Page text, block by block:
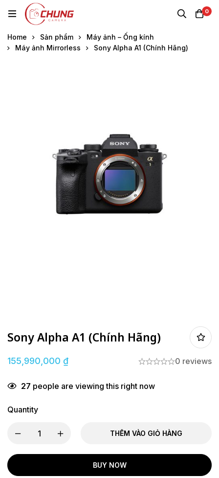
0
Home Sản phẩm
Máy ảnh – Ống kính
Máy ảnh Mirrorless
Sony Alpha A1 (Chính Hãng)
Sony Alpha A1 (Chính Hãng)
155,990,000 ₫ 0 reviews
27 people are viewing this right now
Quantity
THÊM VÀO GIỎ HÀNG
BUY NOW